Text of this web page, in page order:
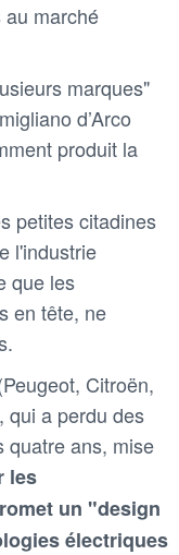
marché
marques"
d’Arco
produit la
petites citadines
l'industrie
que les
en tête, ne
Citroën,
qui a perdu des
quatre ans, mise
les
un "design
électriques